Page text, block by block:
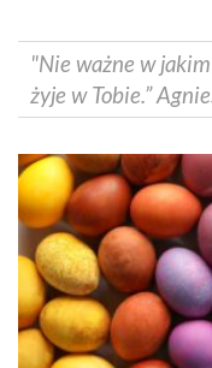
"Nie ważne w
żyje w Tobie.”